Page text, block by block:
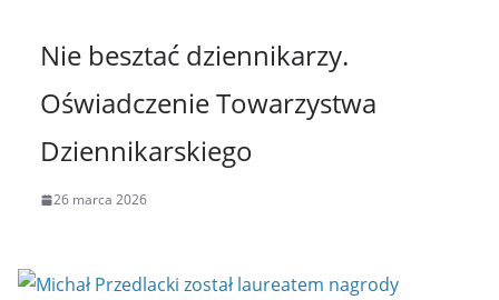
Nie besztać dziennikarzy.
Oświadczenie Towarzystwa
Dziennikarskiego
26 marca 2026